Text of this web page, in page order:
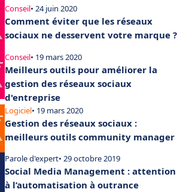
Conseil• 24 juin 2020
Comment éviter que les réseaux
sociaux ne desservent votre marque ?
Conseil• 19 mars 2020
Meilleurs outils pour améliorer la
gestion des réseaux sociaux
d'entreprise
Logiciel• 19 mars 2020
Gestion des réseaux sociaux :
meilleurs outils community manager
Parole d'expert• 29 octobre 2019
Social Media Management : attention
à l’automatisation à outrance